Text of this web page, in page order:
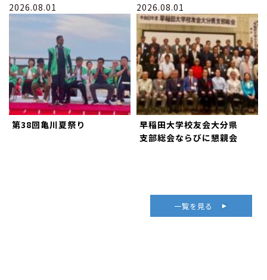
2026.08.01
第38回亀川夏祭り
2026.08.01
早稲田大学校友会大分県
支部総会ならびに懇親会
一覧を見る